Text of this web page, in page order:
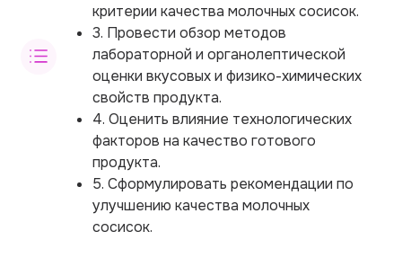
критерии качества молочных сосисок.
3. Провести обзор методов
лабораторной и органолептической
оценки вкусовых и физико-химических
свойств продукта.
4. Оценить влияние технологических
факторов на качество готового
продукта.
5. Сформулировать рекомендации по
улучшению качества молочных
сосисок.